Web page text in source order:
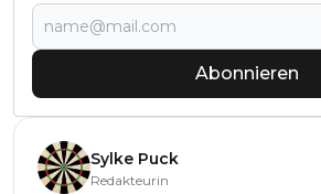
Abonnieren
Sylke Puck
Redakteurin